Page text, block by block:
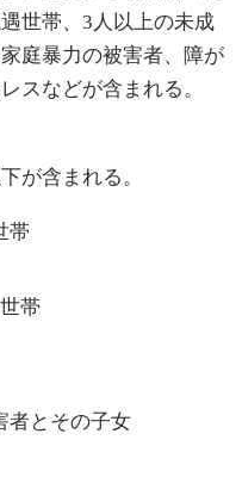
世帯、3人以上の未成
庭暴力の被害者、障が
スなどが含まれる。
が含まれる。
帯
帯
者とその子女